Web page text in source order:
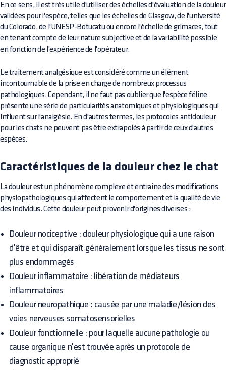
En ce sens, il est très utile d'utiliser des échelles d'évaluation de la douleur
validées pour l'espèce, telles que les échelles de Glasgow, de l'université
du Colorado, de l'UNESP-Botucatu ou encore l'échelle de grimaces, tout
en tenant compte de leur nature subjective et de la variabilité possible
en fonction de l'expérience de l'opérateur.
Le traitement analgésique est considéré comme un élément
incontournable de la prise en charge de nombreux processus
pathologiques. Cependant, il ne faut pas oublier que l'espèce féline
présente une série de particularités anatomiques et physiologiques qui
influent sur l'analgésie. En d'autres termes, les protocoles antidouleur
pour les chats ne peuvent pas être extrapolés à partir de ceux d'autres
espèces.
Caractéristiques de la douleur chez le chat
La douleur est un phénomène complexe et entraîne des modifications
physiopathologiques qui affectent le comportement et la qualité de vie
des individus. Cette douleur peut provenir d'origines diverses :
Douleur nociceptive : douleur physiologique qui a une raison
d'être et qui disparaît généralement lorsque les tissus ne sont
plus endommagés
Douleur inflammatoire : libération de médiateurs
inflammatoires
Douleur neuropathique : causée par une maladie/lésion des
voies nerveuses somatosensorielles
Douleur fonctionnelle : pour laquelle aucune pathologie ou
cause organique n'est trouvée après un protocole de
diagnostic approprié